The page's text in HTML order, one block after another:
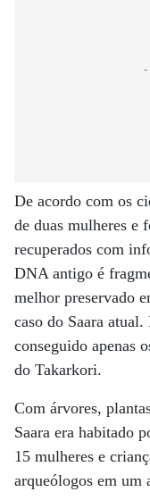
De acordo com os
de duas mulheres e
recuperados com
DNA antigo é
melhor preservado
caso do Saara
conseguido apenas
do Takarkori.
Com árvores,
Saara era habitado
15 mulheres e
arqueólogos em um